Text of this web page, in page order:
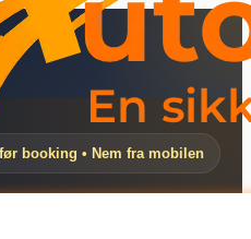
booking • Nem fra mobilen